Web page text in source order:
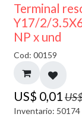
Terminal
Y17/2/
NP x und
Cod: 00159
US$ 0,01
Inventario: 50174